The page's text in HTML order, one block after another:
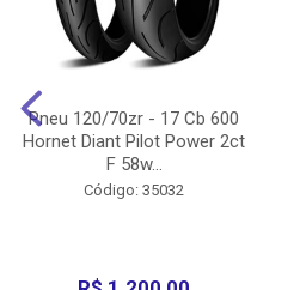
Pneu 120/70zr - 17 Cb 600
Hornet Diant Pilot Power 2ct
F 58w...
Código: 35032